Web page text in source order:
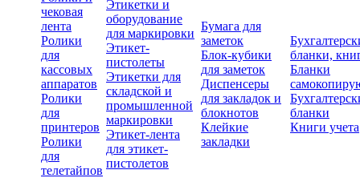
чековая
лента
Ролики
для
кассовых
аппаратов
Ролики
для
принтеров
Ролики
для
телетайпов
Этикетки и
оборудование
для маркировки
Этикет-
пистолеты
Этикетки для
складской и
промышленной
маркировки
Этикет-лента
для этикет-
пистолетов
Бумага для
заметок
Блок-кубики
для заметок
Диспенсеры
для закладок и
блокнотов
Клейкие
закладки
бланки,
Бланки
бланки
Книги учета